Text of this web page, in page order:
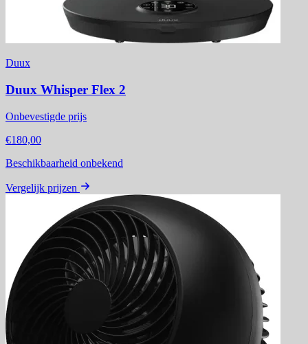
Duux
Duux Whisper Flex 2
Onbevestigde prijs
€180,00
Beschikbaarheid onbekend
Vergelijk prijzen